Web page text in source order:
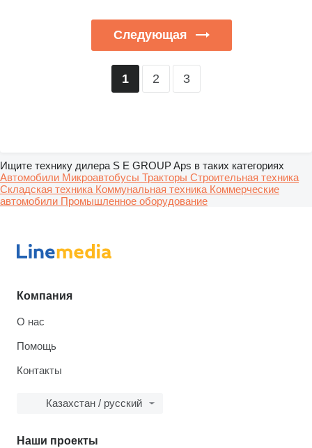
Следующая
1 2 3
Ищите технику дилера S E GROUP Aps в таких категориях
Автомобили Микроавтобусы Тракторы Строительная техника
Складская техника Коммунальная техника Коммерческие
автомобили Промышленное оборудование
Компания
О нас
Помощь
Контакты
Казахстан / русский
Наши проекты